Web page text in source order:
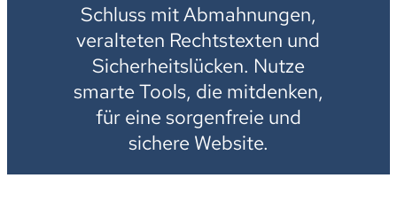
Schluss mit Abmahnungen,
veralteten Rechtstexten und
Sicherheitslücken. Nutze
smarte Tools, die mitdenken,
für eine sorgenfreie und
sichere Website.